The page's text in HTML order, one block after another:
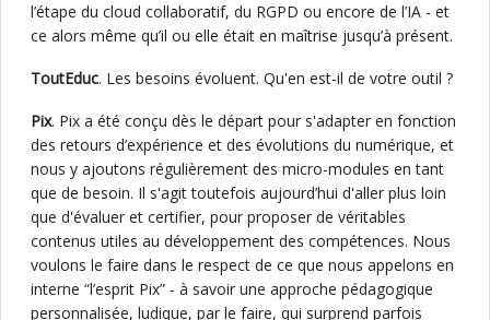
l’étape du cloud collaboratif, du RGPD ou encore de l’IA - et
ce alors même qu’il ou elle était en maîtrise jusqu’à présent.
ToutEduc. Les besoins évoluent. Qu'en est-il de votre outil ?
Pix. Pix a été conçu dès le départ pour s'adapter en fonction
des retours d’expérience et des évolutions du numérique, et
nous y ajoutons régulièrement des micro-modules en tant
que de besoin. Il s'agit toutefois aujourd’hui d'aller plus loin
que d'évaluer et certifier, pour proposer de véritables
contenus utiles au développement des compétences. Nous
voulons le faire dans le respect de ce que nous appelons en
interne “l’esprit Pix” - à savoir une approche pédagogique
personnalisée, ludique, par le faire, qui surprend parfois